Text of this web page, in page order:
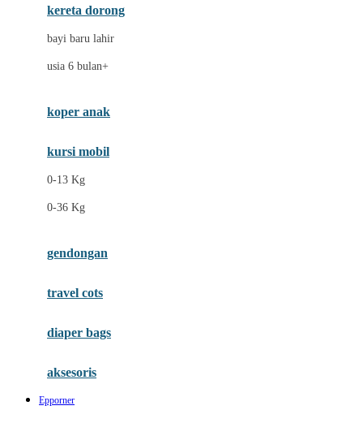
E
ELC
Ergobaby
Ezyroller
F
Felt So Sweet
Fisher Price
Gb
kereta dorong
bayi baru lahir
usia 6 bulan+
koper anak
kursi mobil
0-13 Kg
0-36 Kg
gendongan
travel cots
diaper bags
aksesoris
Epporner